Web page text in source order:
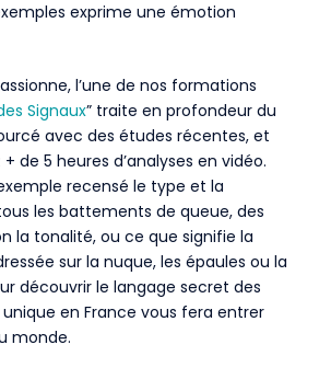
exprime une émotion
l’une de nos formations
Signaux” traite en profondeur du
avec des études récentes, et
de 5 heures d’analyses en vidéo.
recensé le type et la
les battements de queue, des
la tonalité, ou ce que signifie la
sur la nuque, les épaules ou la
découvrir le langage secret des
en France vous fera entrer
monde.